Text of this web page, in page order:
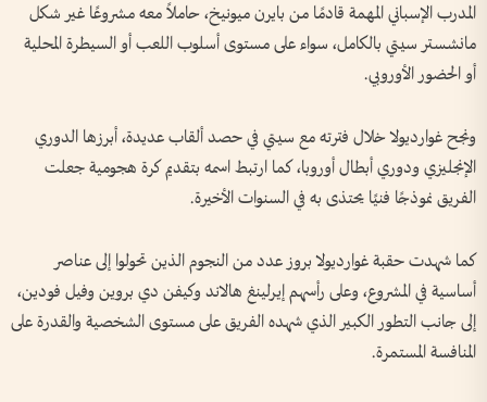
المدرب الإسباني المهمة قادمًا من بايرن ميونيخ، حاملاً معه مشروعًا غير شكل
مانشستر سيتي بالكامل، سواء على مستوى أسلوب اللعب أو السيطرة المحلية
أو الحضور الأوروبي.
ونجح غوارديولا خلال فترته مع سيتي في حصد ألقاب عديدة، أبرزها الدوري
الإنجليزي ودوري أبطال أوروبا، كما ارتبط اسمه بتقديم كرة هجومية جعلت
الفريق نموذجًا فنيًا يحتذى به في السنوات الأخيرة.
كما شهدت حقبة غوارديولا بروز عدد من النجوم الذين تحولوا إلى عناصر
أساسية في المشروع، وعلى رأسهم إيرلينغ هالاند وكيفن دي بروين وفيل فودين،
إلى جانب التطور الكبير الذي شهده الفريق على مستوى الشخصية والقدرة على
المنافسة المستمرة.